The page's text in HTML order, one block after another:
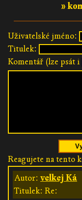
»
Uživatelské jméno:
Titulek:
Komentář (lze psát
Reagujete na tento
Autor: velkej Ká
Titulek: Re: